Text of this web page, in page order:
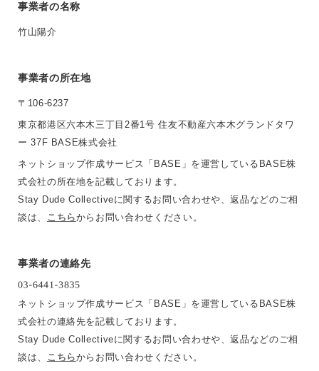
事業者の名称
竹山陽介
事業者の所在地
〒106-6237
東京都港区六本木三丁目2番1号 住友不動産六本木グランドタワ
ー 37F BASE株式会社
ネットショップ作成サービス「BASE」を運営しているBASE株
式会社の所在地を記載しております。
Stay Dude Collectiveに関するお問い合わせや、返品などのご相
談は、 こちらからお問い合わせください。
事業者の連絡先
ネットショップ作成サービス「BASE」を運営しているBASE株
式会社の連絡先を記載しております。
Stay Dude Collectiveに関するお問い合わせや、返品などのご相
談は、 こちらからお問い合わせください。